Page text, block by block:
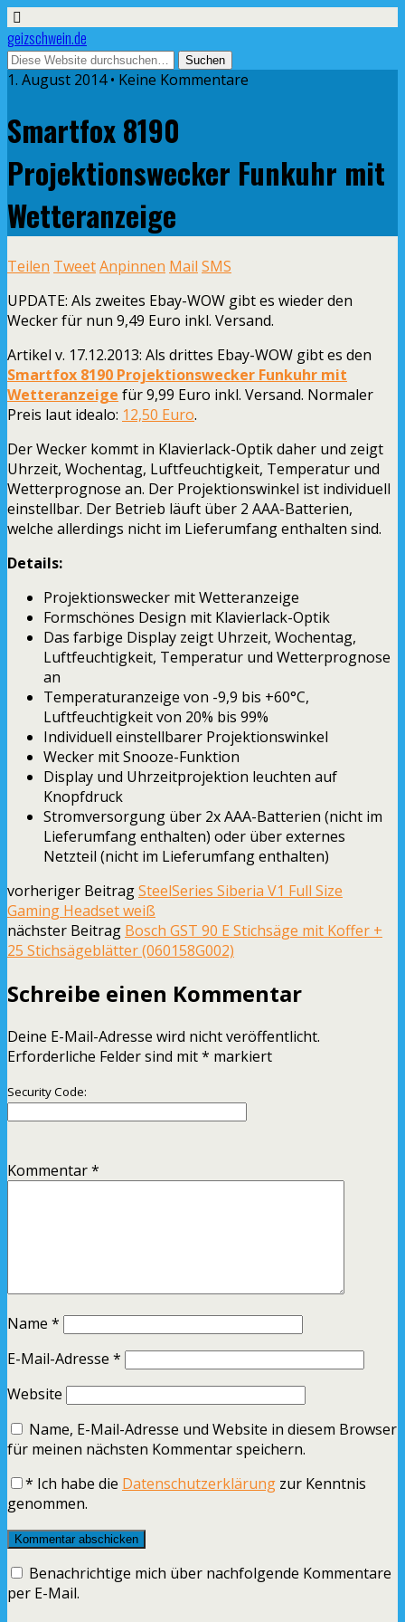
geizschwein.de
1. August 2014 • Keine Kommentare
Smartfox 8190
Projektionswecker Funkuhr mit
Wetteranzeige
Teilen TweetAnpinnen Mail SMS
UPDATE: Als zweites Ebay-WOW gibt es wieder den
Wecker für nun 9,49 Euro inkl. Versand.
Artikel v. 17.12.2013: Als drittes Ebay-WOW gibt es den
Smartfox 8190 Projektionswecker Funkuhr mit
Wetteranzeige für 9,99 Euro inkl. Versand. Normaler
Preis laut idealo: 12,50 Euro.
Der Wecker kommt in Klavierlack-Optik daher und zeigt
Uhrzeit, Wochentag, Luftfeuchtigkeit, Temperatur und
Wetterprognose an. Der Projektionswinkel ist individuell
einstellbar. Der Betrieb läuft über 2 AAA-Batterien,
welche allerdings nicht im Lieferumfang enthalten sind.
Details:
Projektionswecker mit Wetteranzeige
Formschönes Design mit Klavierlack-Optik
Das farbige Display zeigt Uhrzeit, Wochentag,
Luftfeuchtigkeit, Temperatur und Wetterprognose
an
Temperaturanzeige von -9,9 bis +60°C,
Luftfeuchtigkeit von 20% bis 99%
Individuell einstellbarer Projektionswinkel
Wecker mit Snooze-Funktion
Display und Uhrzeitprojektion leuchten auf
Knopfdruck
Stromversorgung über 2x AAA-Batterien (nicht im
Lieferumfang enthalten) oder über externes
Netzteil (nicht im Lieferumfang enthalten)
vorheriger BeitragSteelSeries Siberia V1 Full Size
Gaming Headset weiß
nächster Beitrag Bosch GST 90 E Stichsäge mit Koffer +
25 Stichsägeblätter (060158G002)
Schreibe einen Kommentar
Deine E-Mail-Adresse wird nicht veröffentlicht.
Erforderliche Felder sind mit* markiert
Security Code:
Kommentar*
Name *
E-Mail-Adresse *
Website
Name, E-Mail-Adresse und Website in diesem Browser
für meinen nächsten Kommentar speichern.
* Ich habe die Datenschutzerklärung zur Kenntnis
genommen.
Benachrichtige mich über nachfolgende Kommentare
per E-Mail.